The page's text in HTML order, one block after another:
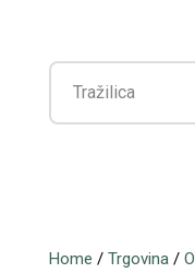
Home / Trgovina/